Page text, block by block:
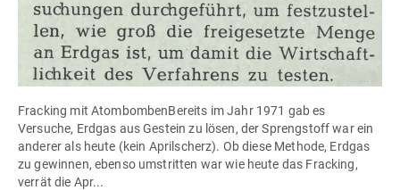
Fracking mit AtombombenBereits im Jahr 1971 gab es
Versuche, Erdgas aus Gestein zu lösen, der Sprengstoff war ein
anderer als heute (kein Aprilscherz). Ob diese Methode, Erdgas
zu gewinnen, ebenso umstritten war wie heute das Fracking,
verrät die Apr...